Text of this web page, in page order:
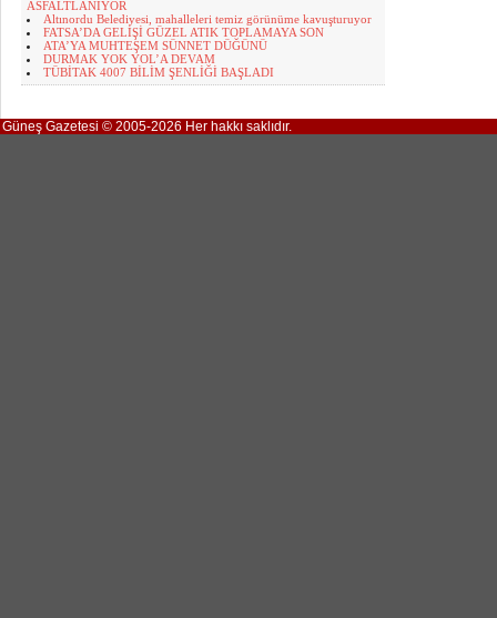
ASFALTLANIYOR
Altınordu Belediyesi, mahalleleri temiz görünüme kavuşturuyor
FATSA’DA GELİŞİ GÜZEL ATIK TOPLAMAYA SON
ATA’YA MUHTEŞEM SÜNNET DÜĞÜNÜ
DURMAK YOK YOL’A DEVAM
TÜBİTAK 4007 BİLİM ŞENLİĞİ BAŞLADI
Güneş Gazetesi © 2005-2026 Her hakkı saklıdır.